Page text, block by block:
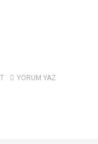
YORUM YAZ